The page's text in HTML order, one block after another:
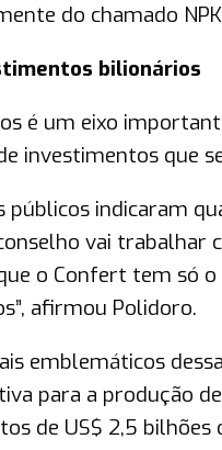
do chamado
bilionários
é um eixo
investimentos que
públicos indicaram
vai trabalhar
o Confert tem só
afirmou Polidoro.
emblemáticos
para a produção
de US$ 2,5 bilhões